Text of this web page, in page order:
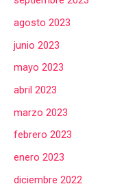
agosto 2023
junio 2023
mayo 2023
abril 2023
marzo 2023
febrero 2023
enero 2023
diciembre 2022